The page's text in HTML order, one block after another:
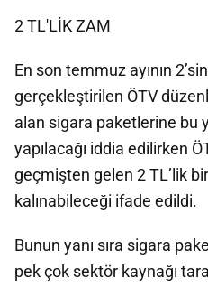
2 TL'LİK ZAM
En son temmuz ayının
gerçekleştirilen ÖTV
alan sigara paketlerine bu
yapılacağı iddia edilirken
geçmişten gelen 2 TL’lik
kalınabileceği ifade edildi.
Bunun yanı sıra sigara
pek çok sektör kaynağı